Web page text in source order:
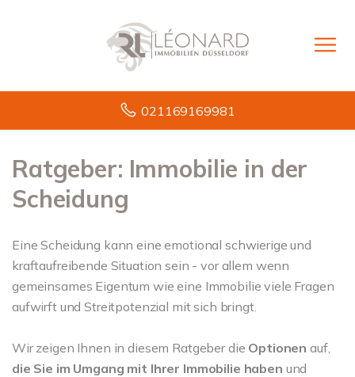
021169169981
Ratgeber: Immobilie in der
Scheidung
Eine Scheidung kann eine emotional schwierige und
kraftaufreibende Situation sein - vor allem wenn
gemeinsames Eigentum wie eine Immobilie viele Fragen
aufwirft und Streitpotenzial mit sich bringt.
Wir zeigen Ihnen in diesem Ratgeber die Optionen auf,
die Sie im Umgang mit Ihrer Immobilie haben und